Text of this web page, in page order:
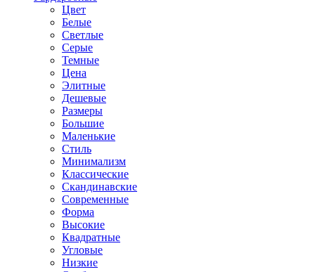
Цвет
Белые
Светлые
Серые
Темные
Цена
Элитные
Дешевые
Размеры
Большие
Маленькие
Стиль
Минимализм
Классические
Скандинавские
Современные
Форма
Высокие
Квадратные
Угловые
Низкие